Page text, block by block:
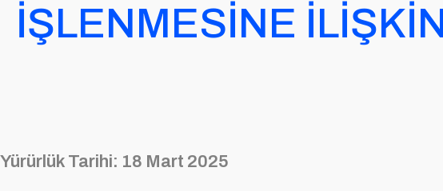
İŞLENMESİNE
Yürürlük Tarihi: 18 Mart 2025